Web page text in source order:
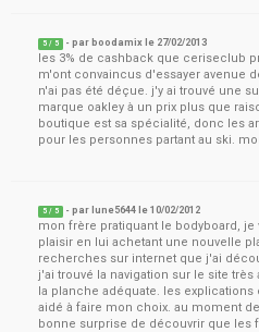
5 / 5 - par boodamix le 27/02/2013
les 3% de cashback que ceriseclub
m'ont convaincus d'essayer avenue
n'ai pas été déçue. j'y ai trouvé une
marque oakley à un prix plus que
boutique est sa spécialité, donc les
pour les personnes partant au ski.
5 / 5 - par lune5644 le10/02/2012
mon frère pratiquant le bodyboard, je
plaisir en lui achetant une nouvelle
recherches sur internet que j'ai
j'ai trouvé la navigation sur le site
la planche adéquate. les
aidé à faire mon choix. au moment
bonne surprise de découvrir que les